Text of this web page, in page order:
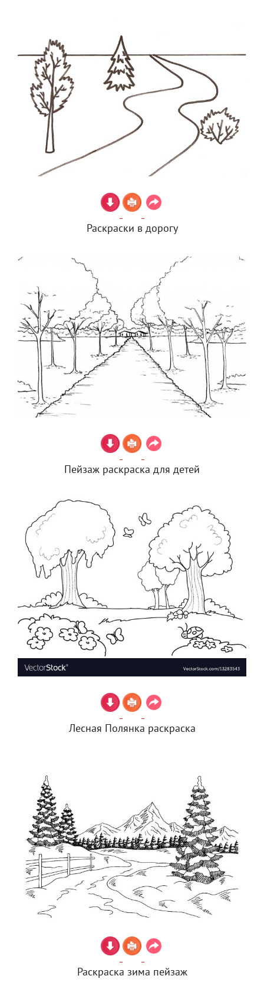
Раскраски в дорогу
Пейзаж раскраска для детей
Лесная Полянка раскраска
Раскраска зима пейзаж